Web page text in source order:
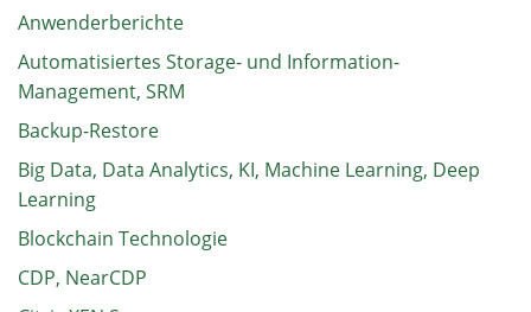
Anwenderberichte
Automatisiertes Storage- und Information-
Management, SRM
Backup-Restore
Big Data, Data Analytics, KI, Machine Learning, Deep
Learning
Blockchain Technologie
CDP, NearCDP